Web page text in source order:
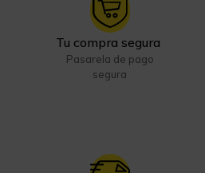
Tu compra segura
Pasarela de pago
segura